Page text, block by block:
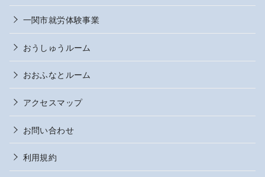
一関市就労体験事業
おうしゅうルーム
おおふなとルーム
アクセスマップ
お問い合わせ
利用規約